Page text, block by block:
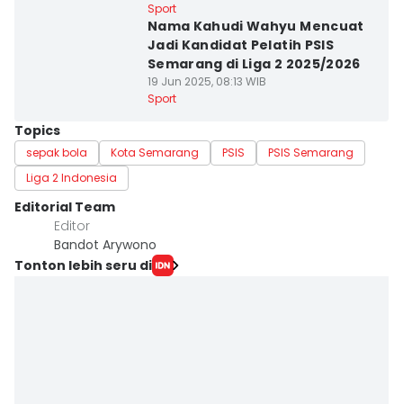
Sport
Nama Kahudi Wahyu Mencuat
Jadi Kandidat Pelatih PSIS
Semarang di Liga 2 2025/2026
19 Jun 2025, 08:13 WIB
Sport
Topics
sepak bola Kota Semarang PSIS
PSIS Semarang
Liga 2 Indonesia
Editorial Team
Editor
Bandot Arywono
Tonton lebih seru di